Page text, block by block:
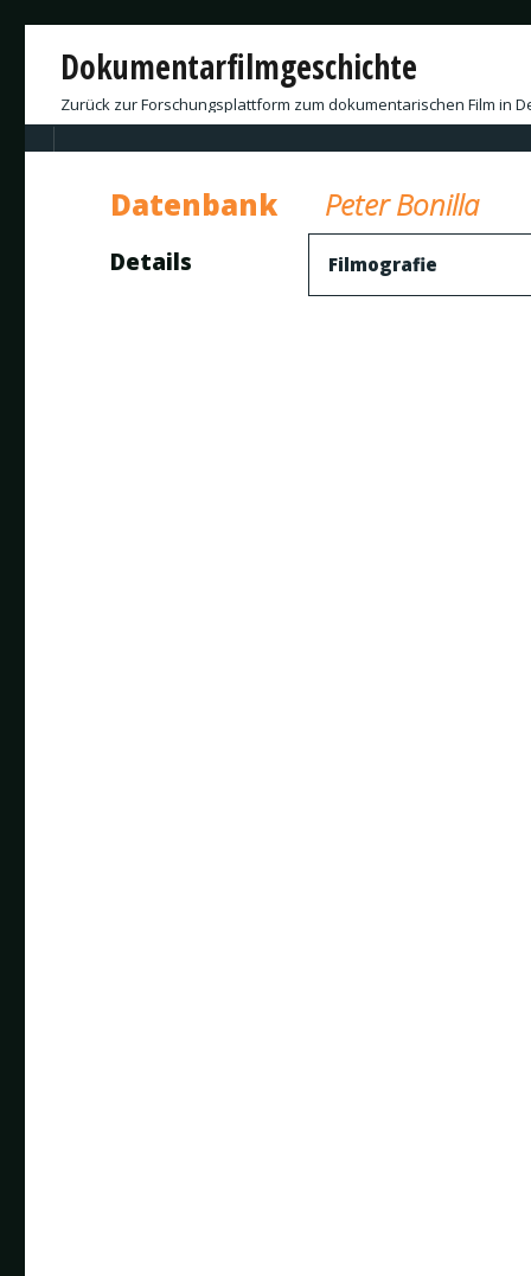
Dokumentarfilmgeschichte
Zurück zur Forschungsplattform zum dokumentarischen Film in
Datenbank
Details
Peter Bonilla
Filmografie